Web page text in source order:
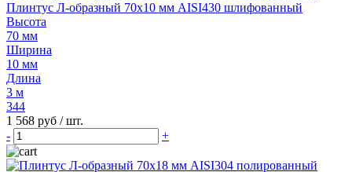
Плинтус Л-образный 70х10 мм AISI430 шлифованный
Высота
70 мм
Ширина
10 мм
Длина
3 м
344
1 568 руб / шт.
-
+